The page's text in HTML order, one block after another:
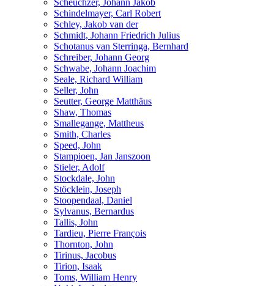
Scheuchzer, Johann Jakob
Schindelmayer, Carl Robert
Schley, Jakob van der
Schmidt, Johann Friedrich Julius
Schotanus van Sterringa, Bernhard
Schreiber, Johann Georg
Schwabe, Johann Joachim
Seale, Richard William
Seller, John
Seutter, George Matthäus
Shaw, Thomas
Smallegange, Mattheus
Smith, Charles
Speed, John
Stampioen, Jan Janszoon
Stieler, Adolf
Stockdale, John
Stöcklein, Joseph
Stoopendaal, Daniel
Sylvanus, Bernardus
Tallis, John
Tardieu, Pierre François
Thornton, John
Tirinus, Jacobus
Tirion, Isaak
Toms, William Henry